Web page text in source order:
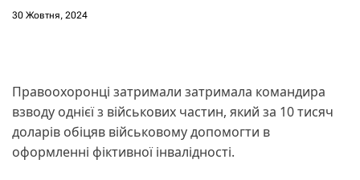
30 Жовтня, 2024
Правоохоронці затримали затримала командира
взводу однієї з військових частин, який за 10 тисяч
доларів обіцяв військовому допомогти в
оформленні фіктивної інвалідності.